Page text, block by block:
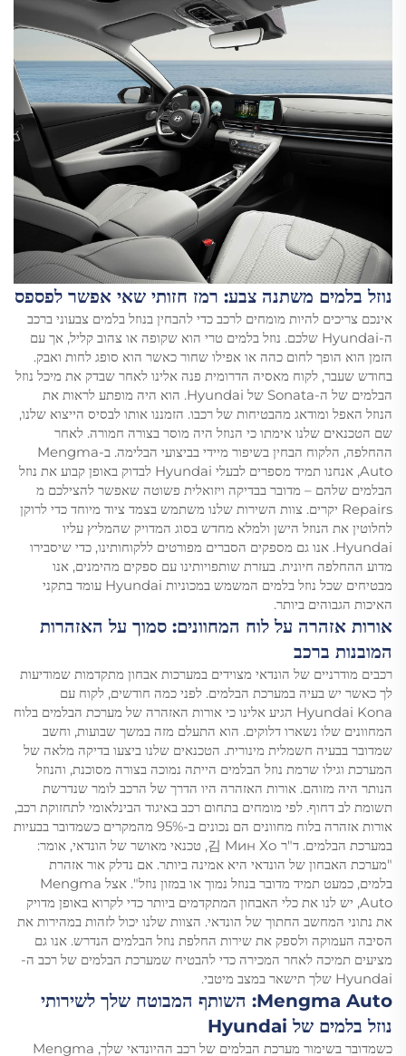
נוזל בלמים משתנה צבע: רמז חזותי שאי אפשר לפספס
אינכם צריכים להיות מומחים לרכב כדי להבחין בנוזל בלמים צבעוני ברכב
ה-Hyundai שלכם. נוזל בלמים טרי הוא שקופה או צהוב קליל, אך עם
הזמן הוא הופך לחום כהה או אפילו שחור כאשר הוא סופג לחות ואבק.
בחודש שעבר, לקוח מאסיה הדרומית פנה אלינו לאחר שבדק את מיכל נוזל
הבלמים של ה-Sonata של Hyundai. הוא היה מופתע לראות את
הנוזל האפל ומודאג מהבטיחות של רכבו. הזמננו אותו לבסיס הייצוא שלנו,
שם הטכנאים שלנו אימתו כי הנוזל היה מוסר בצורה חמורה. לאחר
ההחלפה, הלקוח הבחין בשיפור מיידי בביצועי הבלימה. ב-Mengma
Auto, אנחנו תמיד מספרים לבעלי Hyundai לבדוק באופן קבוע את נוזל
הבלמים שלהם – מדובר בבדיקה ויזואלית פשוטה שאפשר להצילכם מ
Repairs יקרים. צוות השירות שלנו משתמש בצמד ציוד מיוחד כדי לרוקן
לחלוטין את הנוזל הישן ולמלא מחדש בסוג המדויק שהמליץ עליו
Hyundai. אנו גם מספקים הסברים מפורטים ללקוחותינו, כדי שיסבירו
מדוע ההחלפה חיונית. בעזרת שותפויותינו עם ספקים מהימנים, אנו
מבטיחים שכל נוזל בלמים המשמש במכוניות Hyundai עומד בתקני
האיכות הגבוהים ביותר.
אורות אזהרה על לוח המחוונים: סמוך על האזהרות
המובנות ברכב
רכבים מודרניים של הונדאי מצוידים במערכות אבחון מתקדמות שמודיעות
לך כאשר יש בעיה במערכת הבלמים. לפני כמה חודשים, לקוח עם
Hyundai Kona הגיע אלינו כי אורות האזהרה של מערכת הבלמים בלוח
המחוונים שלו נשארו דלוקים. הוא התעלם מזה במשך שבועות, וחשב
שמדובר בבעיה חשמלית מינורית. הטכנאים שלנו ביצעו בדיקה מלאה של
המערכת וגילו שרמת נוזל הבלמים הייתה נמוכה בצורה מסוכנת, והנוזל
הנותר היה מזוהם. אורות האזהרה היו הדרך של הרכב לומר שנדרשת
תשומת לב דחוף. לפי מומחים בתחום רכב באיגוד הבינלאומי לתחזוקת רכב,
אורות אזהרה בלוח מחוונים הם נכונים ב-95% מהמקרים כשמדובר בבעיות
במערכת הבלמים. ד"ר 김 Мин Хо, טכנאי מאושר של הונדאי, אומר:
"מערכת האבחון של הונדאי היא אמינה ביותר. אם נדלק אור אזהרת
בלמים, כמעט תמיד מדובר בנוזל נמוך או במזון נוזל". אצל Mengma
Auto, יש לנו את כלי האבחון המתקדמים ביותר כדי לקרוא באופן מדויק
את נתוני המחשב החתוך של הונדאי. הצוות שלנו יכול לזהות במהירות את
הסיבה העמוקה ולספק את שירות החלפת נוזל הבלמים הנדרש. אנו גם
מציעים תמיכה לאחר המכירה כדי להבטיח שמערכת הבלמים של רכב ה-
Hyundai שלך תישאר במצב מיטבי.
Mengma Auto: השותף המבוטח שלך לשירותי
נוזל בלמים של Hyundai
כשמדובר בשימור מערכת הבלמים של רכב ההיונדאי שלך, Mengma